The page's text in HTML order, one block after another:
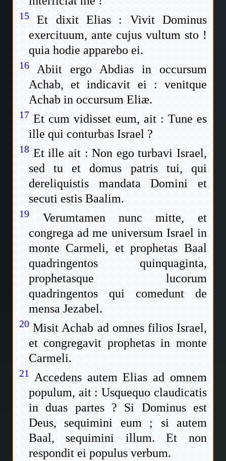
15
Et dixit Elias : Vivit Dominus
exercituum, ante cujus vultum sto !
quia hodie apparebo ei.
16
Abiit ergo Abdias in occursum
Achab, et indicavit ei : venitque
Achab in occursum Eliæ.
17 Et cum vidisset eum, ait : Tune es
ille qui conturbas Israel ?
18 Et ille ait : Non ego turbavi Israel,
sed tu et domus patris tui, qui
dereliquistis mandata Domini et
secuti estis Baalim.
19
Verumtamen nunc mitte, et
congrega ad me universum Israel in
monte Carmeli, et prophetas Baal
quadringentos quinquaginta,
prophetasque lucorum
quadringentos qui comedunt de
mensa Jezabel.
20 Misit Achab ad omnes filios Israel,
et congregavit prophetas in monte
Carmeli.
21 Accedens autem Elias ad omnem
populum, ait : Usquequo claudicatis
in duas partes ? Si Dominus est
Deus, sequimini eum ; si autem
Baal, sequimini illum. Et non
respondit ei populus verbum.